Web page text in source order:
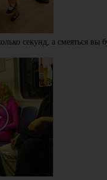
секунд, а смеяться вы